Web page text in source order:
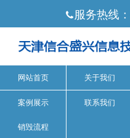
服务热线：
网站首页 关于我们
案例展示 联系我们
销毁流程